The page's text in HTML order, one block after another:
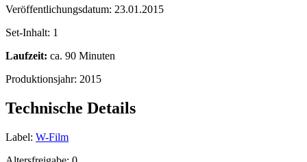
Veröffentlichungsdatum: 23.01.2015
Set-Inhalt: 1
Laufzeit: ca. 90 Minuten
Produktionsjahr: 2015
Technische Details
Label: W-Film